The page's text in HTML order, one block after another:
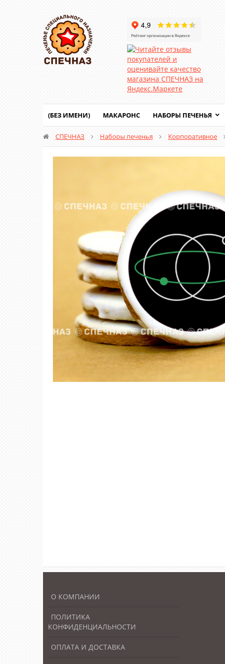
(БЕЗ ИМЕНИ) МАКАРОНС НАБОРЫ ПЕЧЕНЬЯ
СПЕЧНАЗ Наборы печенья Корпоративное
О КОМПАНИИ
ПОЛИТИКА
КОНФИДЕНЦИАЛЬНОСТИ
ОПЛАТА И ДОСТАВКА